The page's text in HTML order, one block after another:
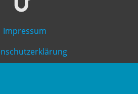
Impressum